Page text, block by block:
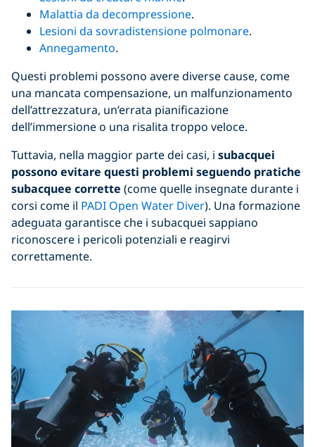
Malattia da decompressione.
Lesioni da sovradistensione polmonare.
Annegamento.
Questi problemi possono avere diverse cause, come
una mancata compensazione, un malfunzionamento
dell’attrezzatura, un’errata pianificazione
dell’immersione o una risalita troppo veloce.
Tuttavia, nella maggior parte dei casi, i subacquei
possono evitare questi problemi seguendo pratiche
subacquee corrette (come quelle insegnate durante i
corsi come il PADI Open Water Diver). Una formazione
adeguata garantisce che i subacquei sappiano
riconoscere i pericoli potenziali e reagirvi
correttamente.